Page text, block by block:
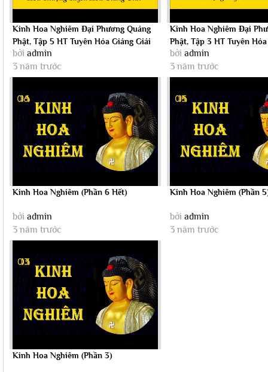
Kinh Hoa Nghiêm Đại Phương Quảng
Phật, Tập 5 HT Tuyên Hóa Giảng Giải
bởi admin
3 năm trước
Kinh Hoa Nghiêm Đại
Phật, Tập 3 HT Tuyên
bởi admin
3 năm trước
Kinh Hoa Nghiêm (Phần 6 Hết)
bởi admin
3 năm trước
Kinh Hoa Nghiêm (Phần
bởi admin
3 năm trước
Kinh Hoa Nghiêm (Phần 3)